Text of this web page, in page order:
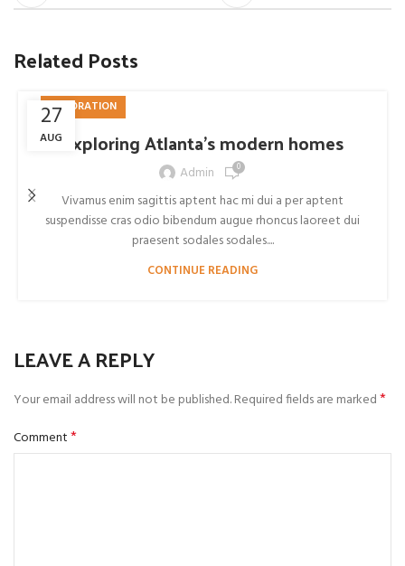
Related Posts
27
AUG
DECORATION
Exploring Atlanta’s modern homes
Admin 0
Vivamus enim sagittis aptent hac mi dui a per aptent
suspendisse cras odio bibendum augue rhoncus laoreet dui
praesent sodales sodales....
CONTINUE READING
LEAVE A REPLY
Your email address will not be published.Required fields are marked*
Comment*